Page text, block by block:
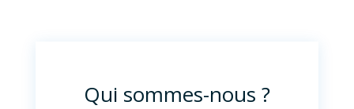
Qui sommes-nous ?